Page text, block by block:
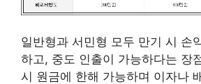
일반형과 서민형 모두 만기 시 손
하고, 중도 인출이 가능하다는 장
시 원금에 한해 가능하며 이자나